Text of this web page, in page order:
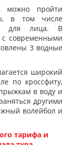
можно пройти
в том числе
для лица. В
современными
3 водные
широкий
по кроссфиту,
в воду и
другими
волейбол и
тарифа и